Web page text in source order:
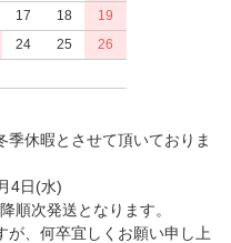
17 18
19
24 25
26
休暇とさせて頂いておりま
4日(水)
順次発送となります。
が、何卒宜しくお願い申し上